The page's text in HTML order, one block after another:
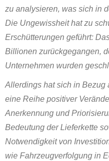
zu analysieren, was sich in
Die Ungewissheit hat zu
Erschütterungen geführt:
Billionen zurückgegangen,
Unternehmen wurden
Allerdings hat sich in Bezug
eine Reihe positiver
Anerkennung und
Bedeutung der Lieferkette
Notwendigkeit von
wie Fahrzeugverfolgung in